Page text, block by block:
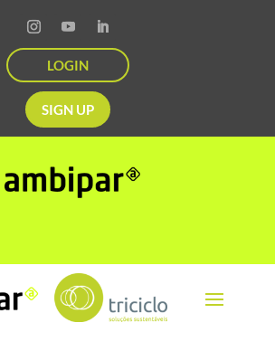
LOGIN
SIGN UP